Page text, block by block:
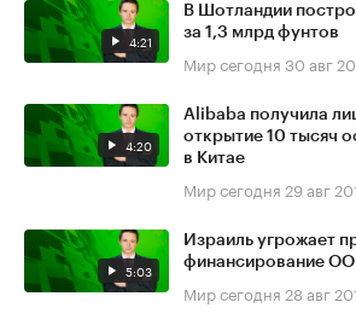
4:21
В Шотландии
за 1,3 млрд фунтов
Мир сегодня 30 авг
4:20
Alibaba получила
открытие 10 тысяч
в Китае
Мир сегодня 29 авг
5:03
Израиль угрожает
финансирование
Мир сегодня 28 авг